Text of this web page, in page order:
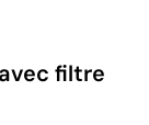
filtre